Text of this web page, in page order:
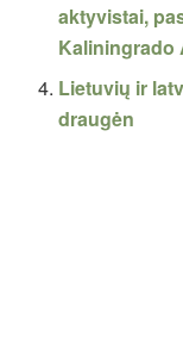
aktyvistai,
Kaliningrado
Lietuvių ir
draugėn